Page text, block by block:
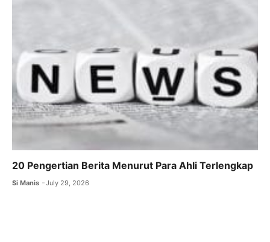
20 Pengertian Berita Menurut Para Ahli Terlengkap
Si Manis July 29, 2026